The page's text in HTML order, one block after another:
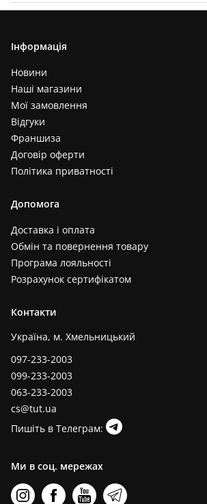
Відгуки (0)
Інформація
Новини
Наші магазини
Мої замовлення
Відгуки
Франшиза
Договір оферти
Політика приватності
Допомога
Доставка і оплата
Обмін та повернення товару
Програма лояльності
Розрахунок сертифікатом
Контакти
Україна, м. Хмельницький
097-233-2003
099-233-2003
063-233-2003
cs@tut.ua
Пишіть в Телеграм:
Ми в соц. мережах